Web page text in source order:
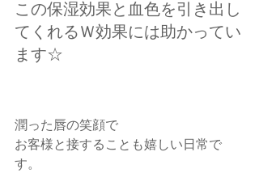
この保湿効果と血色を引き出し
てくれるＷ効果には助かってい
ます☆
潤った唇の笑顔で
お客様と接することも嬉しい日常で
す。